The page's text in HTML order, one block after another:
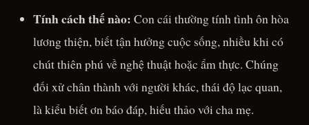
Tính cách thế nào: Con cái thường tính tình ôn hòa
lương thiện, biết tận hưởng cuộc sống, nhiều khi có
chút thiên phú về nghệ thuật hoặc ẩm thực. Chúng
đối xử chân thành với người khác, thái độ lạc quan,
là kiểu biết ơn báo đáp, hiếu thảo với cha mẹ.